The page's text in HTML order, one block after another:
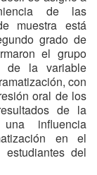
de las
muestra está
grado de
el grupo
de la variable
con
oral de los
de la
influencia
en el
del